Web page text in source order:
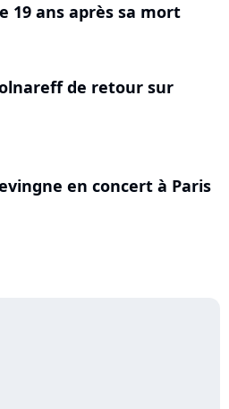
19 ans après sa mort
de retour sur
en concert à Paris